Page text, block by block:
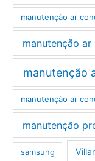
manutenção ar
manutenção
manutenção
manutenção ar
manutenção
samsung